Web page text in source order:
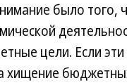
было того,
цели. Если
хищение